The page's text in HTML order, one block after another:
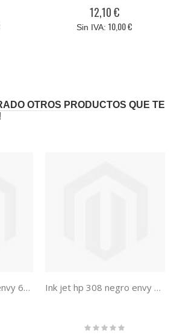
12,10 €
10,00 €
OTROS PRODUCTOS QUE TE
Ink jet hp 308 color envy 6110/6120/6130/6520/6530 120 paginas Ink jet hp 308 negro envy 6110/6120/6130/6520/6530 160 paginas
Rating: